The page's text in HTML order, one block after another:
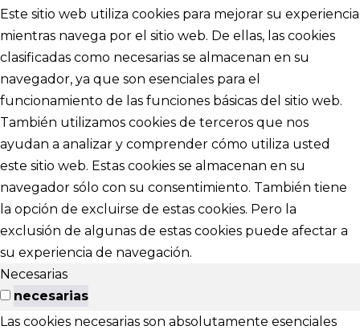
Este sitio web utiliza cookies para mejorar su experiencia
mientras navega por el sitio web. De ellas, las cookies
clasificadas como necesarias se almacenan en su
navegador, ya que son esenciales para el
funcionamiento de las funciones básicas del sitio web.
También utilizamos cookies de terceros que nos
ayudan a analizar y comprender cómo utiliza usted
este sitio web. Estas cookies se almacenan en su
navegador sólo con su consentimiento. También tiene
la opción de excluirse de estas cookies. Pero la
exclusión de algunas de estas cookies puede afectar a
su experiencia de navegación.
Necesarias
necesarias
Las cookies necesarias son absolutamente esenciales